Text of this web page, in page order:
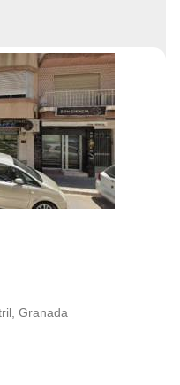
Granada